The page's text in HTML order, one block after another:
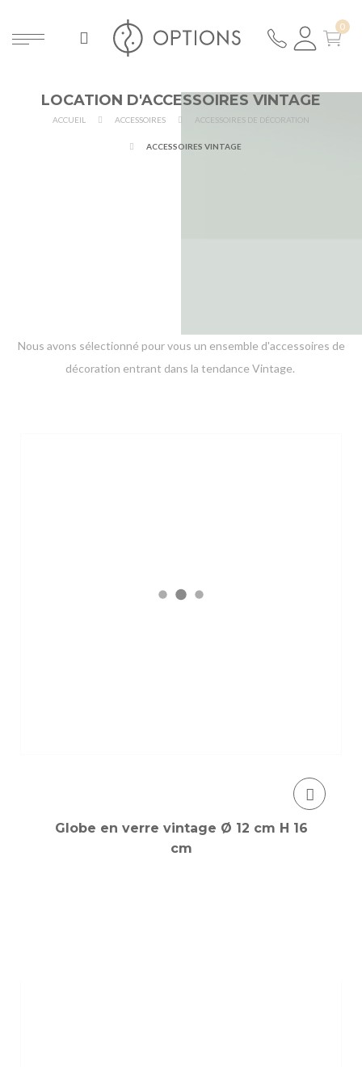
LOCATION D'ACCESSOIRES VINTAGE
ACCUEIL ACCESSOIRES ACCESSOIRES DE DÉCORATION
ACCESSOIRES VINTAGE
Nous avons sélectionné pour vous un ensemble d'accessoires de
décoration entrant dans la tendance Vintage.
Globe en verre vintage Ø 12 cm H 16
cm